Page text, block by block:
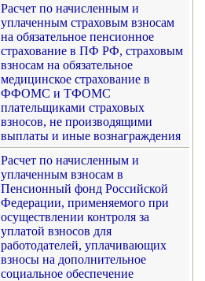
Расчет по начисленным и
уплаченным страховым взносам
на обязательное пенсионное
страхование в ПФ РФ, страховым
взносам на обязательное
медицинское страхование в
ФФОМС и ТФОМС
плательщиками страховых
взносов, не производящими
выплаты и иные вознаграждения
Расчет по начисленным и
уплаченным взносам в
Пенсионный фонд Российской
Федерации, применяемого при
осуществлении контроля за
уплатой взносов для
работодателей, уплачивающих
взносы на дополнительное
социальное обеспечение